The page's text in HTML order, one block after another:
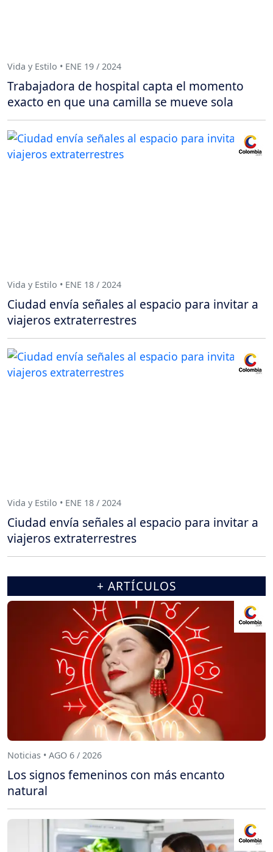
Vida y Estilo • ENE 19 / 2024
Trabajadora de hospital capta el momento
exacto en que una camilla se mueve sola
Vida y Estilo • ENE 18 / 2024
Ciudad envía señales al espacio para invitar a
viajeros extraterrestres
Vida y Estilo • ENE 18 / 2024
Ciudad envía señales al espacio para invitar a
viajeros extraterrestres
+ ARTÍCULOS
Noticias • AGO 6 / 2026
Los signos femeninos con más encanto
natural